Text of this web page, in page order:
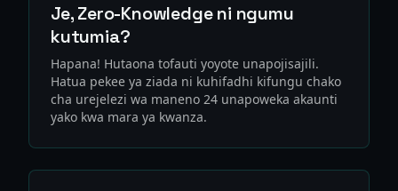
Je, Zero-Knowledge ni ngumu
kutumia?
Hapana! Hutaona tofauti yoyote unapojisajili.
Hatua pekee ya ziada ni kuhifadhi kifungu chako
cha urejelezi wa maneno 24 unapoweka akaunti
yako kwa mara ya kwanza.